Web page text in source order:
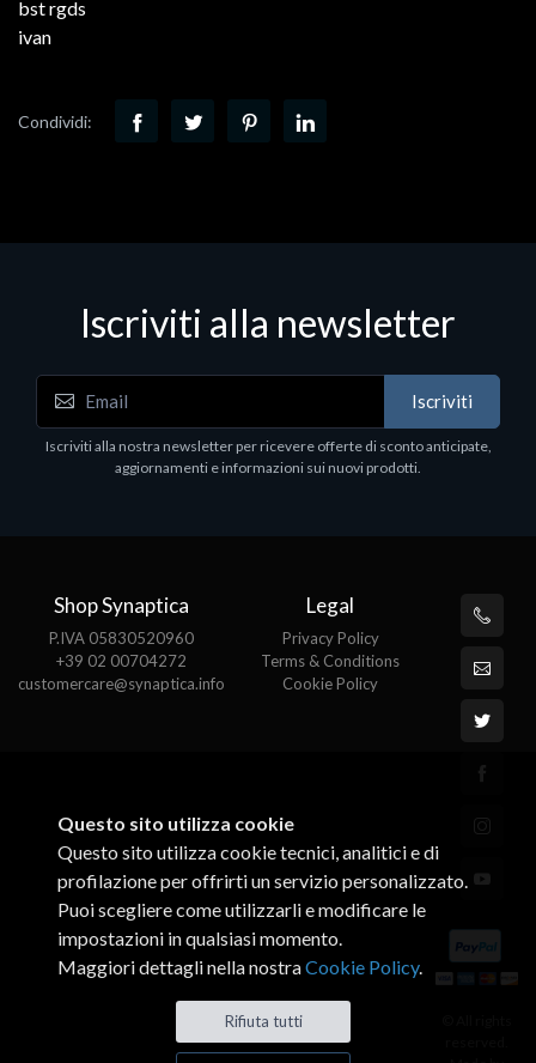
bst rgds
ivan
Condividi:
Iscriviti alla newsletter
Iscriviti
Iscriviti alla nostra newsletter per ricevere offerte di sconto anticipate,
aggiornamenti e informazioni sui nuovi prodotti.
Shop Synaptica
P.IVA 05830520960
+39 02 00704272
customercare@synaptica.info
Legal
Privacy Policy
Terms & Conditions
Cookie Policy
Questo sito utilizza cookie
Questo sito utilizza cookie tecnici, analitici e di
profilazione per offrirti un servizio personalizzato.
Puoi scegliere come utilizzarli e modificare le
impostazioni in qualsiasi momento.
Maggiori dettagli nella nostraCookie Policy.
Rifiuta tutti